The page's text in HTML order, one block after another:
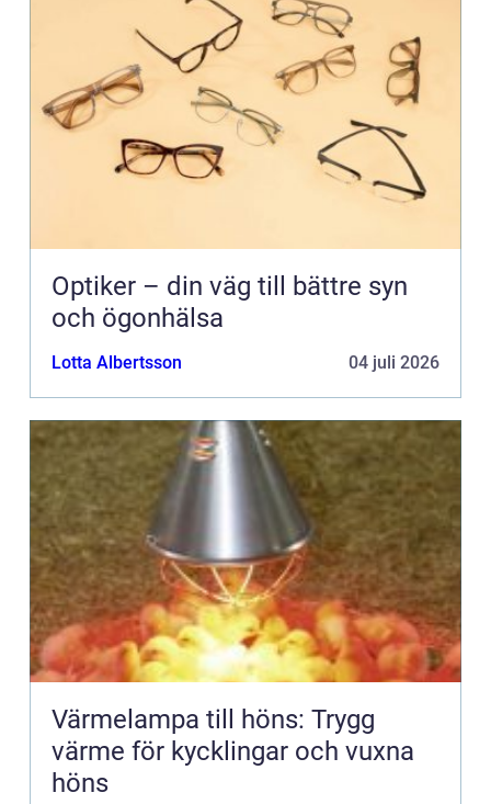
Optiker – din väg till bättre syn
och ögonhälsa
Lotta Albertsson 04 juli 2026
Värmelampa till höns: Trygg
värme för kycklingar och vuxna
höns